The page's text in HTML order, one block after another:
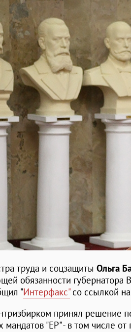
труда и соцзащиты Ольга
обязанности губернатора
"Интерфакс"со ссылкой
принял решение
мандатов "ЕР" - в том числе